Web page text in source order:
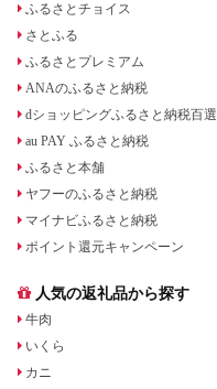
ふるさとチョイス
さとふる
ふるさとプレミアム
ANAのふるさと納税
dショッピングふるさと納税百選
au PAY ふるさと納税
ふるさと本舗
ヤフーのふるさと納税
マイナビふるさと納税
ポイント還元キャンペーン
人気の返礼品から探す
牛肉
いくら
カニ